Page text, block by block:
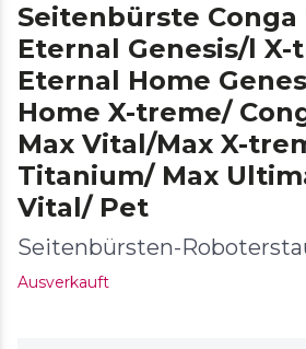
Seitenbürste Conga
Eternal Genesis/l
Eternal Home
Home X-treme/
Max Vital/Max X-
Titanium/ Max
Vital/ Pet
Seitenbürsten-
Ausverkauft